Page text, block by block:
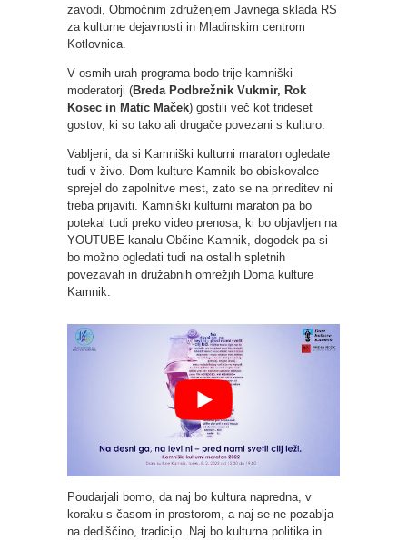
zavodi, Območnim združenjem Javnega sklada RS
za kulturne dejavnosti in Mladinskim centrom
Kotlovnica.
V osmih urah programa bodo trije kamniški
moderatorji (Breda Podbrežnik Vukmir, Rok
Kosec in Matic Maček) gostili več kot trideset
gostov, ki so tako ali drugače povezani s kulturo.
Vabljeni, da si Kamniški kulturni maraton ogledate
tudi v živo. Dom kulture Kamnik bo obiskovalce
sprejel do zapolnitve mest, zato se na prireditev ni
treba prijaviti. Kamniški kulturni maraton pa bo
potekal tudi preko video prenosa, ki bo objavljen na
YOUTUBE kanalu Občine Kamnik, dogodek pa si
bo možno ogledati tudi na ostalih spletnih
povezavah in družabnih omrežjih Doma kulture
Kamnik.
Poudarjali bomo, da naj bo kultura napredna, v
koraku s časom in prostorom, a naj se ne pozablja
na dediščino, tradicijo. Naj bo kulturna politika in